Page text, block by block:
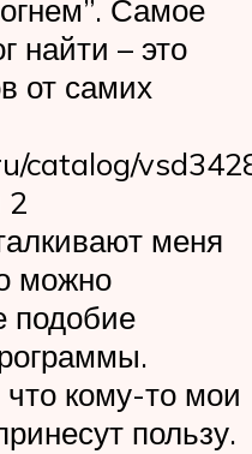
Самое
найти – это
от самих
catalog/
2
меня
можно
подобие
кому-то мои
пользу.